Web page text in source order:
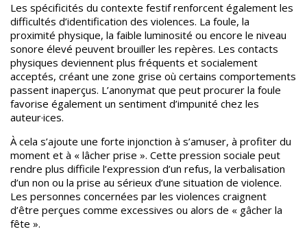
Les spécificités du contexte festif renforcent également les
difficultés d’identification des violences. La foule, la
proximité physique, la faible luminosité ou encore le niveau
sonore élevé peuvent brouiller les repères. Les contacts
physiques deviennent plus fréquents et socialement
acceptés, créant une zone grise où certains comportements
passent inaperçus. L’anonymat que peut procurer la foule
favorise également un sentiment d’impunité chez les
auteur·ices.
À cela s’ajoute une forte injonction à s’amuser, à profiter du
moment et à « lâcher prise ». Cette pression sociale peut
rendre plus difficile l’expression d’un refus, la verbalisation
d’un non ou la prise au sérieux d’une situation de violence.
Les personnes concernées par les violences craignent
d’être perçues comme excessives ou alors de « gâcher la
fête ».